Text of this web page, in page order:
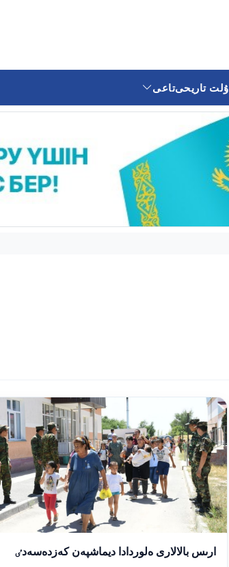
ۇلت تاريحىتاعى
ارىس بالالارى ەلوردادا ديماشپەن كەزدەسەدٸ